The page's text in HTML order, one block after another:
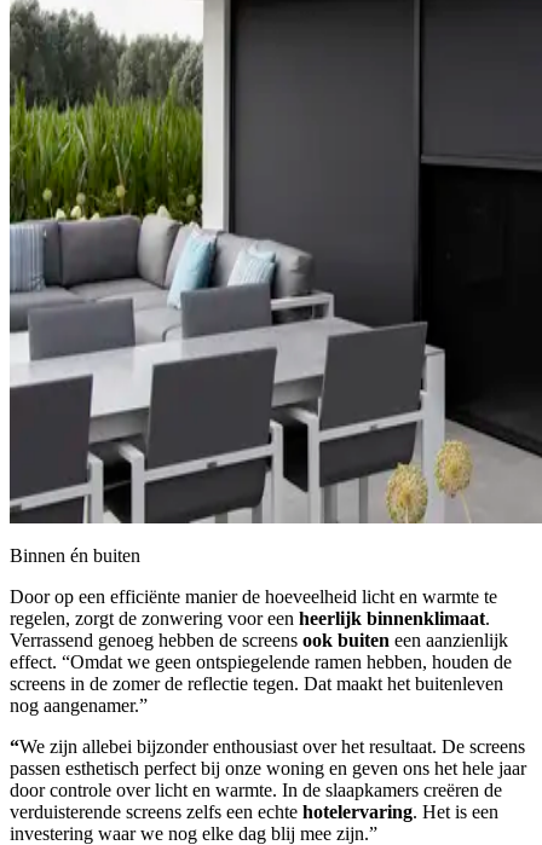
Binnen én buiten
Door op een efficiënte manier de hoeveelheid licht en warmte te
regelen, zorgt de zonwering voor een heerlijk binnenklimaat.
Verrassend genoeg hebben de screens ook buiten een aanzienlijk
effect. “Omdat we geen ontspiegelende ramen hebben, houden de
screens in de zomer de reflectie tegen. Dat maakt het buitenleven
nog aangenamer.”
“We zijn allebei bijzonder enthousiast over het resultaat. De screens
passen esthetisch perfect bij onze woning en geven ons het hele jaar
door controle over licht en warmte. In de slaapkamers creëren de
verduisterende screens zelfs een echte hotelervaring. Het is een
investering waar we nog elke dag blij mee zijn.”